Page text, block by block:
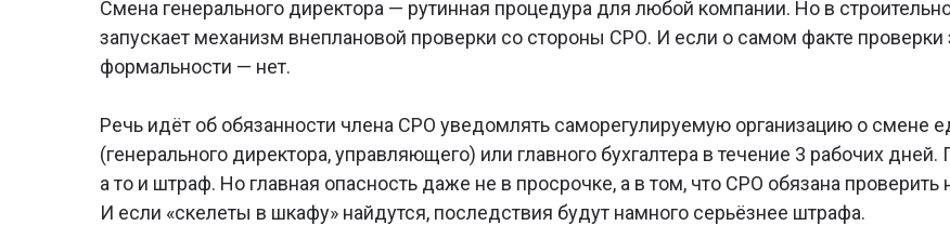
Смена генерального директора — рутинная процедура для любой компании. Но в
запускает механизм внеплановой проверки со стороны СРО. И если о самом факте
формальности — нет.
Речь идёт об обязанности члена СРО уведомлять саморегулируемую организацию о смене
(генерального директора, управляющего) или главного бухгалтера в течение 3 рабочих
а то и штраф. Но главная опасность даже не в просрочке, а в том, что СРО обязана
И если «скелеты в шкафу» найдутся, последствия будут намного серьёзнее штрафа.